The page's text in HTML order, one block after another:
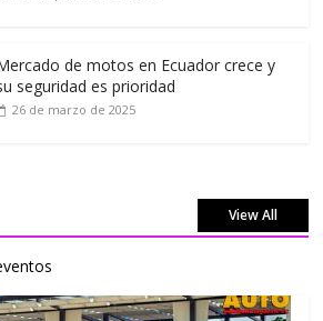
de motos en Ecuador crece y
seguridad es prioridad
26 de marzo de 2025
View All